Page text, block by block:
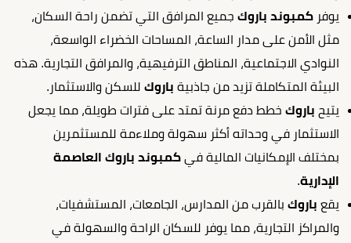
يوفر كمبوند باروك جميع المرافق التي تضمن راحة السكان،
مثل الأمن على مدار الساعة، المساحات الخضراء الواسعة،
النوادي الاجتماعية، المناطق الترفيهية، والمرافق التجارية. هذه
البيئة المتكاملة تزيد من جاذبية باروك للسكن والاستثمار.
يتيح باروك خطط دفع مرنة تمتد على فترات طويلة، مما يجعل
الاستثمار في وحداته أكثر سهولة وملاءمة للمستثمرين
بمختلف الإمكانيات المالية في كمبوند باروك العاصمة
الإدارية.
يقع باروك بالقرب من المدارس، الجامعات، المستشفيات،
والمراكز التجارية، مما يوفر للسكان الراحة والسهولة في